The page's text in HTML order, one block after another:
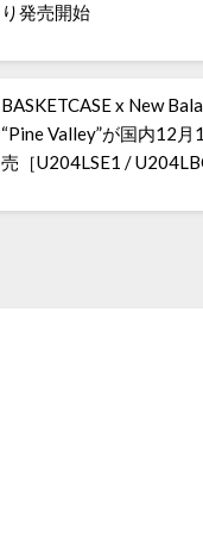
り発売開始
BASKETCASE x New
“Pine Valley”が国内12月
売［U204LSE1 /